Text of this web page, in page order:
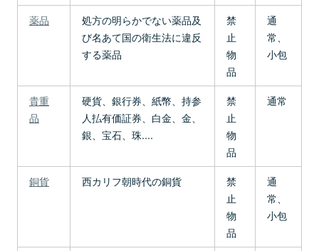
薬品
処方の明らかでない薬品及
び名あて国の衛生法に違反
する薬品
禁
止
物
品
通
常、
小包
貴重
品
硬貨、銀行券、紙幣、持参
人払有価証券、白金、金、
銀、宝石、珠....
禁
止
物
品
通常
銅貨 西カリフ朝時代の銅貨
禁
止
物
品
通
常、
小包